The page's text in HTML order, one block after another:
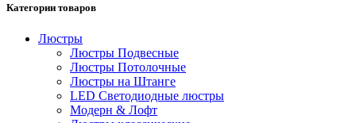
Категории товаров
Люстры
Люстры Подвесные
Люстры Потолочные
Люстры на Штанге
LED Светодиодные люстры
Модерн & Лофт